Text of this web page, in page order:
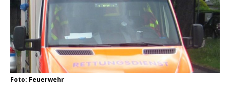
Foto: Feuerwehr